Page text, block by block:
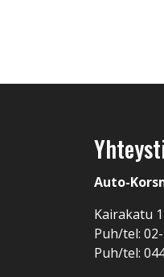
Auto-
Kairakatu
Puh/tel:
Puh/tel: